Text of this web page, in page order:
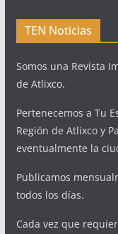
TEN Noticias
Somos una Revista
de Atlixco.
Pertenecemos a Tu
Región de Atlixco y
eventualmente la
Publicamos
todos los días.
Cada vez que